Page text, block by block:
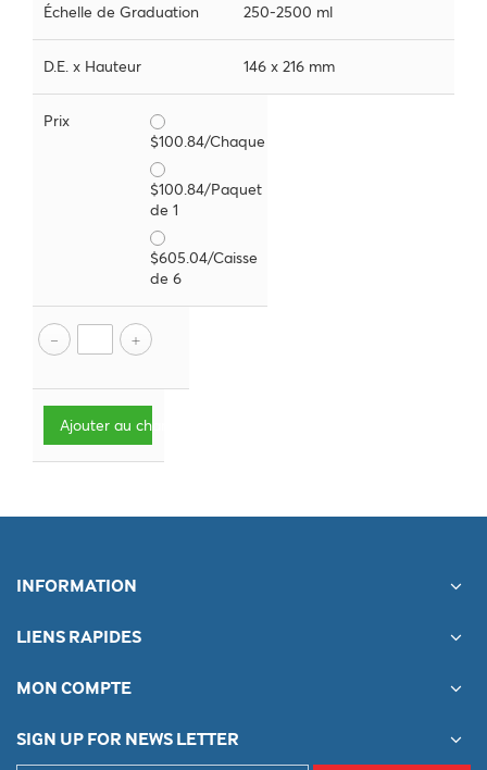
Échelle de Graduation 250-2500 ml
D.E. x Hauteur 146 x 216 mm
Prix
$100.84/Chaque
$100.84/Paquet
de 1
$605.04/Caisse
de 6
Ajouter au chariot
INFORMATION
LIENS RAPIDES
MON COMPTE
SIGN UP FOR NEWS LETTER